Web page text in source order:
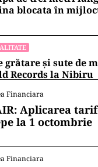
blocata în
grătare și sute de
Records la Nibiru
Financiara
Aplicarea
la 1 octombrie
Financiara